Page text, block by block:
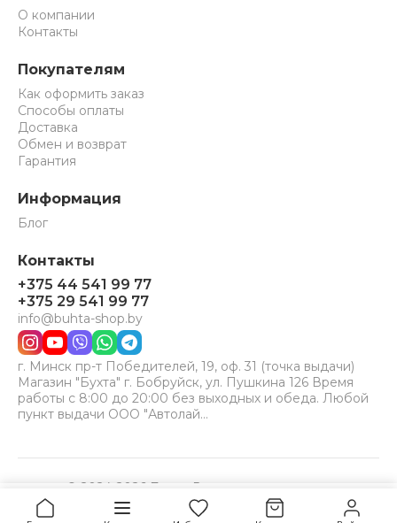
6,3 руб. Купить
О компании
Контакты
Покупателям
Как оформить заказ
Способы оплаты
Доставка
Обмен и возврат
Гарантия
Информация
Блог
Контакты
+375 44 541 99 77
+375 29 541 99 77
info@buhta-shop.by
г. Минск пр-т Победителей, 19, оф. 31 (точка выдачи)
Магазин "Бухта" г. Бобруйск, ул. Пушкина 126 Время
работы с 8:00 до 20:00 без выходных и обеда. Любой
пункт выдачи ООО "Автолай…
© 2024-2026 Бухта. Все права защищены.
Принимаем к оплате:
VISA BELCARD